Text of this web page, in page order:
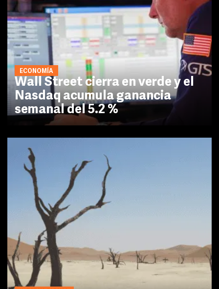
ECONOMÍA
Wall Street cierra en verde y el
Nasdaq acumula ganancia
semanal del 5.2 %